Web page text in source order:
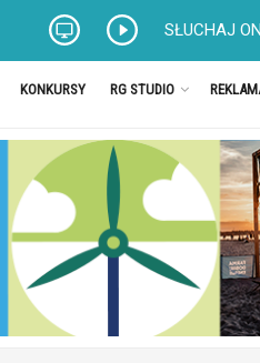
SŁUCHAJ
KONKURSY RG STUDIO